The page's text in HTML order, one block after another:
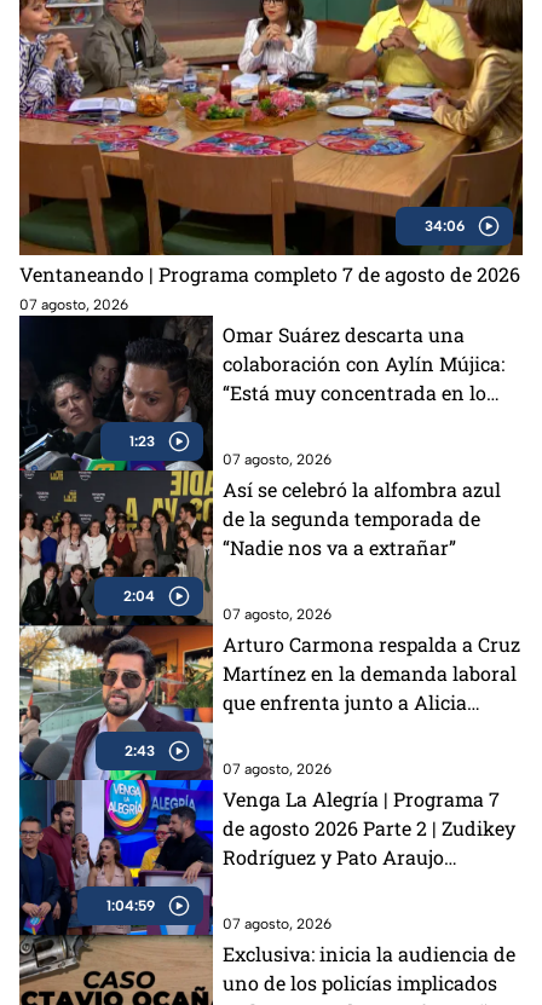
34:06
Ventaneando | Programa completo 7 de agosto de 2026
07 agosto, 2026
1:23
Omar Suárez descarta una
colaboración con Aylín Mújica:
“Está muy concentrada en lo
07 agosto, 2026
2:04
Así se celebró la alfombra azul
de la segunda temporada de
“Nadie nos va a extrañar”
07 agosto, 2026
2:43
Arturo Carmona respalda a Cruz
Martínez en la demanda laboral
que enfrenta junto a Alicia
esté presente, ahí voy a estar”
07 agosto, 2026
1:04:59
Venga La Alegría | Programa 7
de agosto 2026 Parte 2 | Zudikey
Rodríguez y Pato Araujo
perrito Lauro nos visita y la
emoción del Sin Palabras
07 agosto, 2026
Exclusiva: inicia la audiencia de
uno de los policías implicados